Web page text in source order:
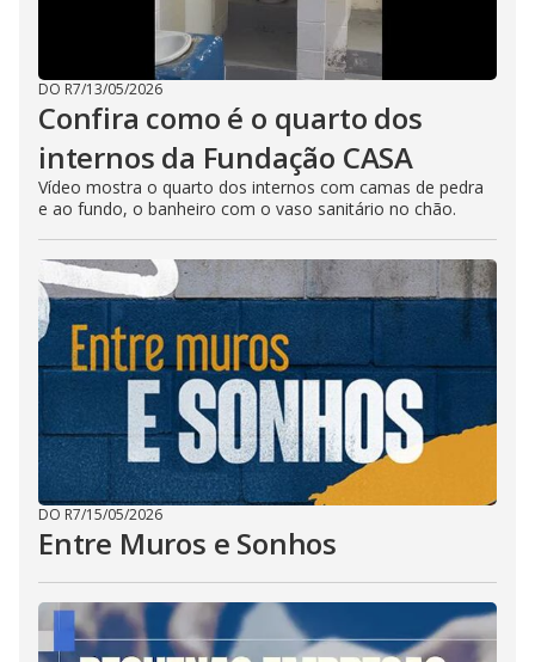
DO R7/13/05/2026
Confira como é o quarto dos
internos da Fundação CASA
Vídeo mostra o quarto dos internos com camas de pedra
e ao fundo, o banheiro com o vaso sanitário no chão.
DO R7/15/05/2026
Entre Muros e Sonhos